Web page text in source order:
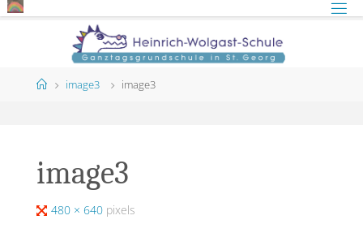
Skip
Homeimage3 image3
image3
Full480 × 640 pixels